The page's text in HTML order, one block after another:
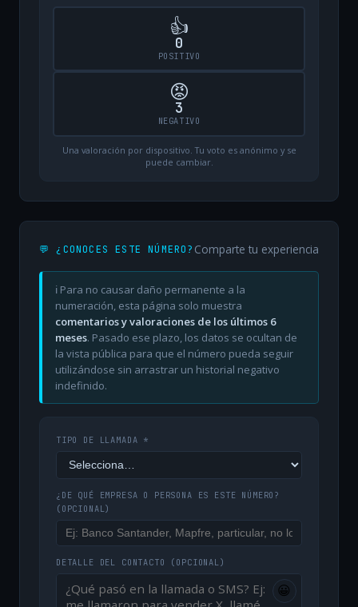
👍
0
POSITIVO
😡
3
NEGATIVO
Una valoración por dispositivo. Tu voto es anónimo y se
puede cambiar.
💬 ¿CONOCES ESTE NÚMERO? Comparte tu experiencia
ℹ️ Para no causar daño permanente a la
numeración, esta página solo muestra
comentarios y valoraciones de los últimos 6
meses. Pasado ese plazo, los datos se ocultan de
la vista pública para que el número pueda seguir
utilizándose sin arrastrar un historial negativo
indefinido.
TIPO DE LLAMADA *
¿DE QUÉ EMPRESA O PERSONA ES ESTE NÚMERO?
(OPCIONAL)
DETALLE DEL CONTACTO (OPCIONAL)
😀